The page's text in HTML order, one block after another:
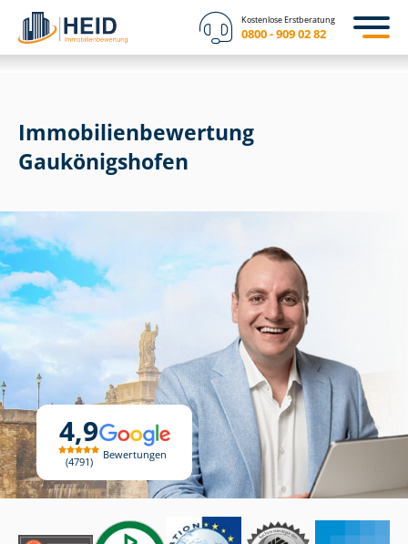
Kostenlose Erstberatung
0800 - 909 02 82
4,9
4791
Bewertungen
Immobilien­bewertung
Gaukönigshofen